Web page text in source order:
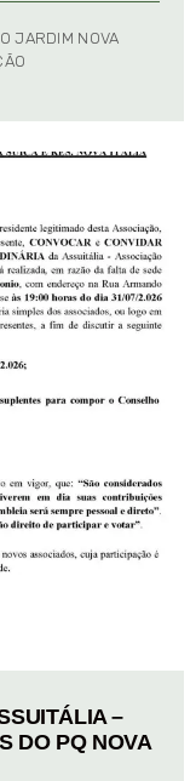
JARDIM NOVA
–
DO PQ NOVA